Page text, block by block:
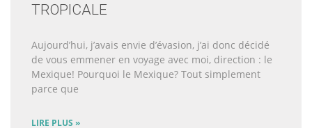
TROPICALE
Aujourd’hui, j’avais envie d’évasion, j’ai donc décidé
de vous emmener en voyage avec moi, direction : le
Mexique! Pourquoi le Mexique? Tout simplement
parce que
LIRE PLUS »